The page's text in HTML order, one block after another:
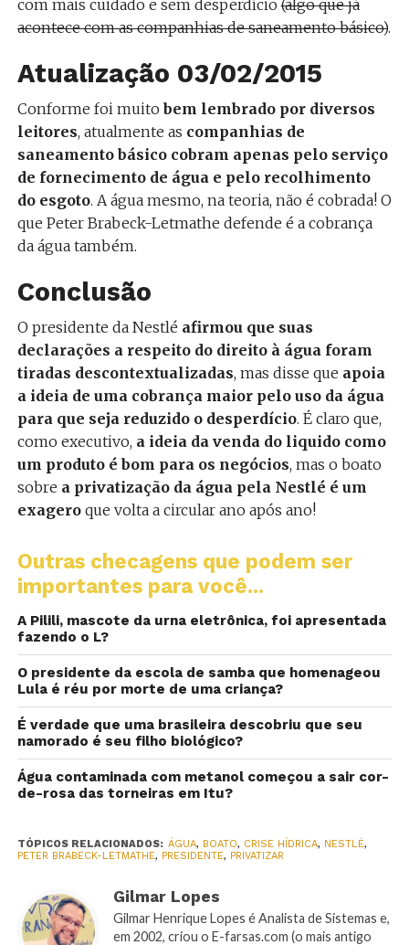
com mais cuidado e sem desperdício(algo que já
acontece com as companhias de saneamento básico).
Atualização 03/02/2015
Conforme foi muitobem lembrado por diversos
leitores, atualmente as companhias de
saneamento básico cobram apenas pelo serviço
de fornecimento de água e pelo recolhimento
do esgoto. A água mesmo, na teoria, não é cobrada! O
que Peter Brabeck-Letmathe defende é a cobrança
da água também.
Conclusão
O presidente da Nestlé afirmou que suas
declarações a respeito do direito à água foram
tiradas descontextualizadas, mas disse que apoia
a ideia de uma cobrança maior pelo uso da água
para que seja reduzido o desperdício. É claro que,
como executivo, a ideia da venda do liquido como
um produto é bom para os negócios, mas o boato
sobre a privatização da água pela Nestlé é um
exageroque volta a circular ano após ano!
Outras checagens que podem ser
importantes para você...
A Pilili, mascote da urna eletrônica, foi apresentada
fazendo o L?
O presidente da escola de samba que homenageou
Lula é réu por morte de uma criança?
É verdade que uma brasileira descobriu que seu
namorado é seu filho biológico?
Água contaminada com metanol começou a sair cor-
de-rosa das torneiras em Itu?
TÓPICOS RELACIONADOS: ÁGUA, BOATO, CRISE HÍDRICA, NESTLÉ,
PETER BRABECK-LETMATHE, PRESIDENTE, PRIVATIZAR
Gilmar Lopes
Gilmar Henrique Lopes é Analista de Sistemas e,
em 2002, criou o E-farsas.com (o mais antigo